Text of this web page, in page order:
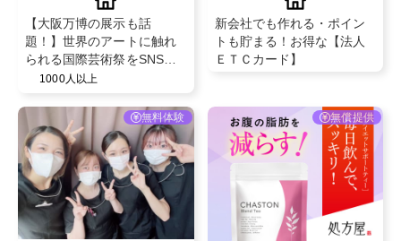
【大阪万博の展示も話
題！】世界のアートに触れ
られる国際芸術祭をSNSで
発信！同伴者チケット付き
1000人以上
新会社でも作れる・ポイン
トも貯まる！お得な【法人
ＥＴＣカード】
無料体験 無償提供